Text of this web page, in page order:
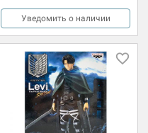
Уведомить о наличии